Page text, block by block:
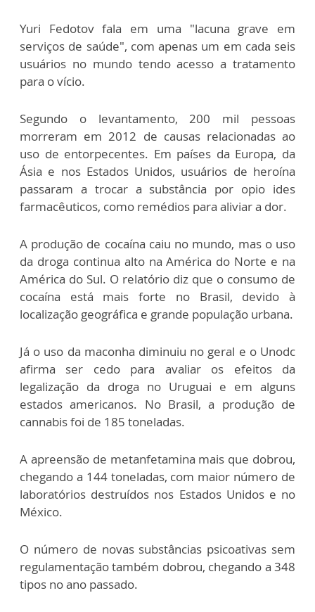
Yuri Fedotov fala em uma "lacuna grave em
serviços de saúde", com apenas um em cada seis
usuários no mundo tendo acesso a tratamento
para o vício.
Segundo o levantamento, 200 mil pessoas
morreram em 2012 de causas relacionadas ao
uso de entorpecentes. Em países da Europa, da
Ásia e nos Estados Unidos, usuários de heroína
passaram a trocar a substância por opio ides
farmacêuticos, como remédios para aliviar a dor.
A produção de cocaína caiu no mundo, mas o uso
da droga continua alto na América do Norte e na
América do Sul. O relatório diz que o consumo de
cocaína está mais forte no Brasil, devido à
localização geográfica e grande população urbana.
Já o uso da maconha diminuiu no geral e o Unodc
afirma ser cedo para avaliar os efeitos da
legalização da droga no Uruguai e em alguns
estados americanos. No Brasil, a produção de
cannabis foi de 185 toneladas.
A apreensão de metanfetamina mais que dobrou,
chegando a 144 toneladas, com maior número de
laboratórios destruídos nos Estados Unidos e no
México.
O número de novas substâncias psicoativas sem
regulamentação também dobrou, chegando a 348
tipos no ano passado.